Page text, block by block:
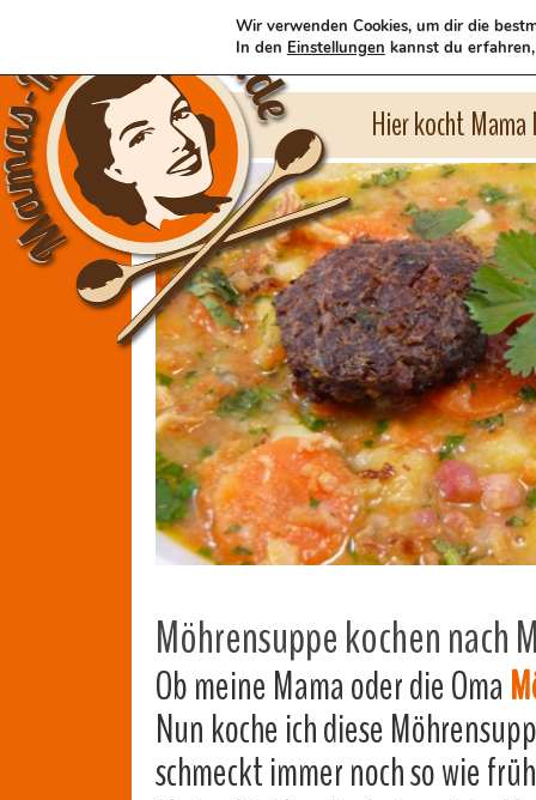
Hier kocht
Möhrensuppe kochen nach
Ob meine Mama oder die Oma
Nun koche ich diese
schmeckt immer noch so wie
Wir verwenden Cookies, um dir die
In den Einstellungen kannst du